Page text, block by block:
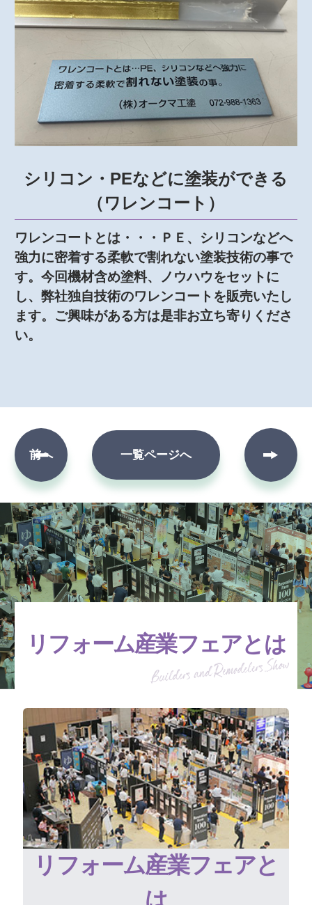
シリコン・PEなどに塗装ができる
（ワレンコート）
ワレンコートとは・・・ＰＥ、シリコンなどへ
強力に密着する柔軟で割れない塗装技術の事で
す。今回機材含め塗料、ノウハウをセットに
し、弊社独自技術のワレンコートを販売いたし
ます。ご興味がある方は是非お立ち寄りくださ
い。
前へ 一覧ページへ
次へ
リフォーム産業フェアとは
リフォーム産業フェアと
は